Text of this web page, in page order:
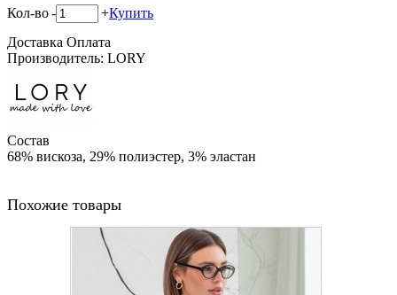
Кол-во- +Купить
Доставка Оплата
Производитель: LORY
Состав
68% вискоза, 29% полиэстер, 3% эластан
Похожие товары